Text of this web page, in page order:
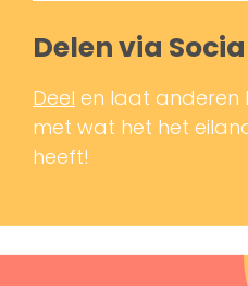
Delen via
Deel en laat anderen
met wat het het
heeft!